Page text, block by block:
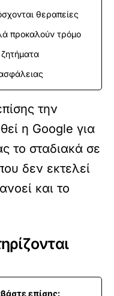
θεραπείες
προκαλούν τρόμο
ζητήματα
την
η Google για
το σταδιακά σε
δεν εκτελεί
και το
επίσης: